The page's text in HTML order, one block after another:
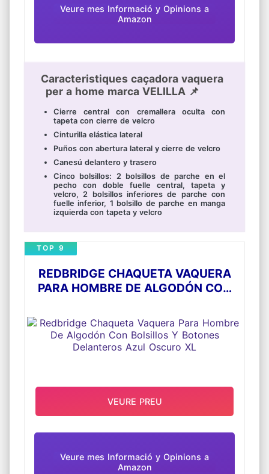
Veure mes Informació y Opinions a
Amazon
Caracteristiques caçadora vaquera
per a home marca VELILLA 📌
Cierre central con cremallera oculta con
tapeta con cierre de velcro
Cinturilla elástica lateral
Puños con abertura lateral y cierre de velcro
Canesú delantero y trasero
Cinco bolsillos: 2 bolsillos de parche en el
pecho con doble fuelle central, tapeta y
velcro, 2 bolsillos inferiores de parche con
fuelle inferior, 1 bolsillo de parche en manga
izquierda con tapeta y velcro
REDBRIDGE CHAQUETA VAQUERA
PARA HOMBRE DE ALGODÓN CON
DELANTEROS AZUL OSCURO XL
TOP 9
Veure mes Informació y Opinions a
Amazon
VEURE PREU